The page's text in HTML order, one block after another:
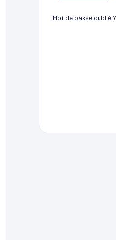
Mot de passe oublié ?